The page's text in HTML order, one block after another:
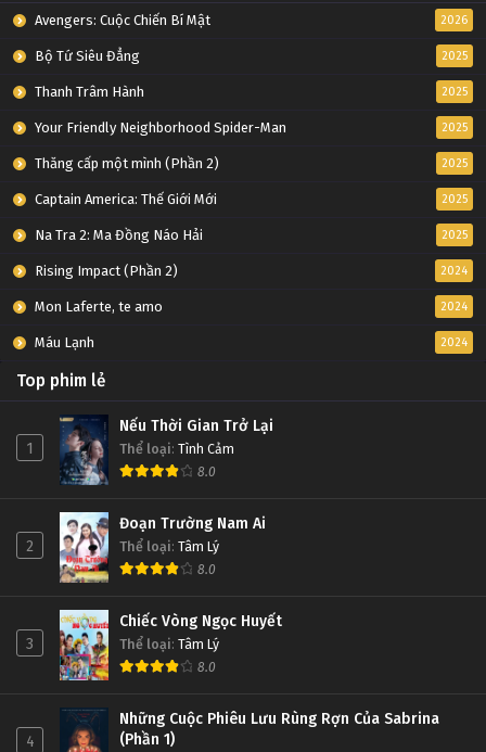
Avengers: Cuộc Chiến Bí Mật 2026
Bộ Tứ Siêu Đẳng 2025
Thanh Trâm Hành 2025
Your Friendly Neighborhood Spider-Man 2025
Thăng cấp một mình (Phần 2) 2025
Captain America: Thế Giới Mới 2025
Na Tra 2: Ma Đồng Náo Hải 2025
Rising Impact (Phần 2) 2024
Mon Laferte, te amo 2024
Máu Lạnh 2024
Top phim lẻ
1
Nếu Thời Gian Trở Lại
Thể loại: Tình Cảm
8.0
2
Đoạn Trường Nam Ai
Thể loại: Tâm Lý
8.0
3
Chiếc Vòng Ngọc Huyết
Thể loại: Tâm Lý
8.0
4
Những Cuộc Phiêu Lưu Rùng Rợn Của Sabrina
(Phần 1)